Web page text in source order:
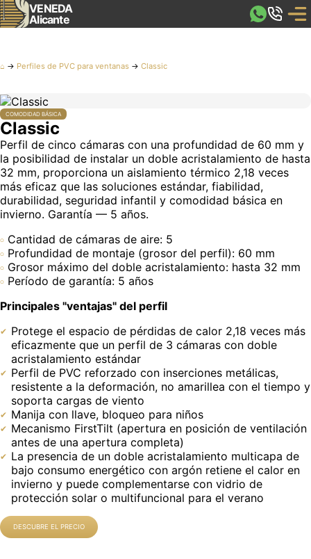
VENEDA
Alicante
⌂ → Perfiles de PVC para ventanas → Classic
COMODIDAD BÁSICA
Classic
Perfil de cinco cámaras con una profundidad de 60 mm y
la posibilidad de instalar un doble acristalamiento de hasta
32 mm, proporciona un aislamiento térmico 2,18 veces
más eficaz que las soluciones estándar, fiabilidad,
durabilidad, seguridad infantil y comodidad básica en
invierno. Garantía — 5 años.
Cantidad de cámaras de aire: 5
Profundidad de montaje (grosor del perfil): 60 mm
Grosor máximo del doble acristalamiento: hasta 32 mm
Período de garantía: 5 años
Principales "ventajas" del perfil
Protege el espacio de pérdidas de calor 2,18 veces más
eficazmente que un perfil de 3 cámaras con doble
acristalamiento estándar
Perfil de PVC reforzado con inserciones metálicas,
resistente a la deformación, no amarillea con el tiempo y
soporta cargas de viento
Manija con llave, bloqueo para niños
Mecanismo FirstTilt (apertura en posición de ventilación
antes de una apertura completa)
La presencia de un doble acristalamiento multicapa de
bajo consumo energético con argón retiene el calor en
invierno y puede complementarse con vidrio de
protección solar o multifuncional para el verano
DESCUBRE EL PRECIO